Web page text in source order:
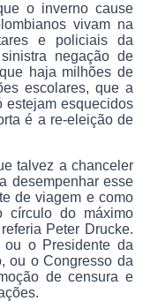
o inverno cause
vivam na
e policiais da
negação de
haja milhões de
escolares, que a
estejam esquecidos
é a re-eleição de
talvez a chanceler
desempenhar esse
de viagem e como
círculo do máximo
Peter Drucke.
ou o Presidente da
ou o Congresso da
de censura e